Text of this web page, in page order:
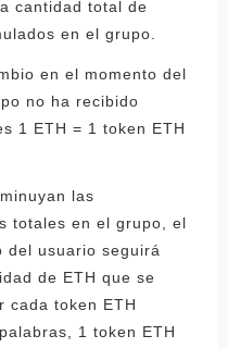
cantidad total de
en el grupo.
en el momento del
no ha recibido
1 ETH = 1 token ETH
las
totales en el grupo, el
del usuario seguirá
de ETH que se
cada token ETH
1 token ETH